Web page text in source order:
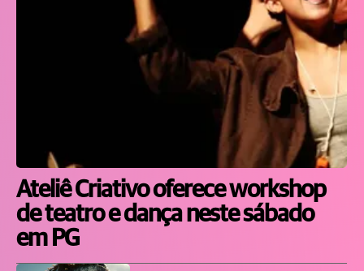
Ateliê Criativo oferece workshop
de teatro e dança neste sábado
em PG